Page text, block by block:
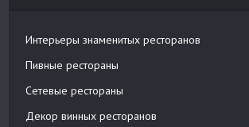
Интерьеры знаменитых ресторанов
Пивные рестораны
Сетевые рестораны
Декор винных ресторанов